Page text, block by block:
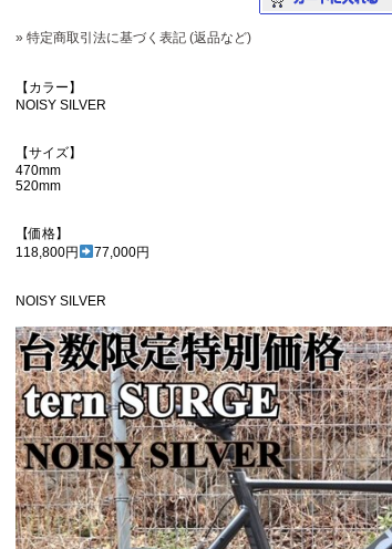
» 特定商取引法に基づく表記 (返品など)
【カラー】
NOISY SILVER
【サイズ】
470mm
520mm
【価格】
118,800円
77,000円
NOISY SILVER